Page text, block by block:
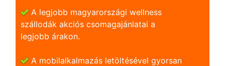
A legjobb magyarországi wellness
szállodák akciós csomagajánlatai a
legjobb árakon.
A mobilalkalmazás letöltésével gyorsan